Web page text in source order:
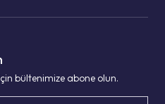
bültenimize abone olun.